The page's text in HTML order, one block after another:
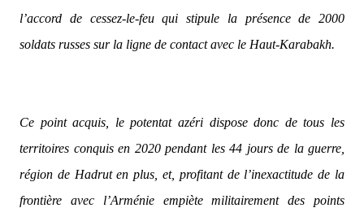
l’accord de cessez-le-feu qui stipule la présence de 2000
soldats russes sur la ligne de contact avec le Haut-Karabakh.
Ce point acquis, le potentat azéri dispose donc de tous les
territoires conquis en 2020 pendant les 44 jours de la guerre,
région de Hadrut en plus, et, profitant de l’inexactitude de la
frontière avec l’Arménie empiète militairement des points